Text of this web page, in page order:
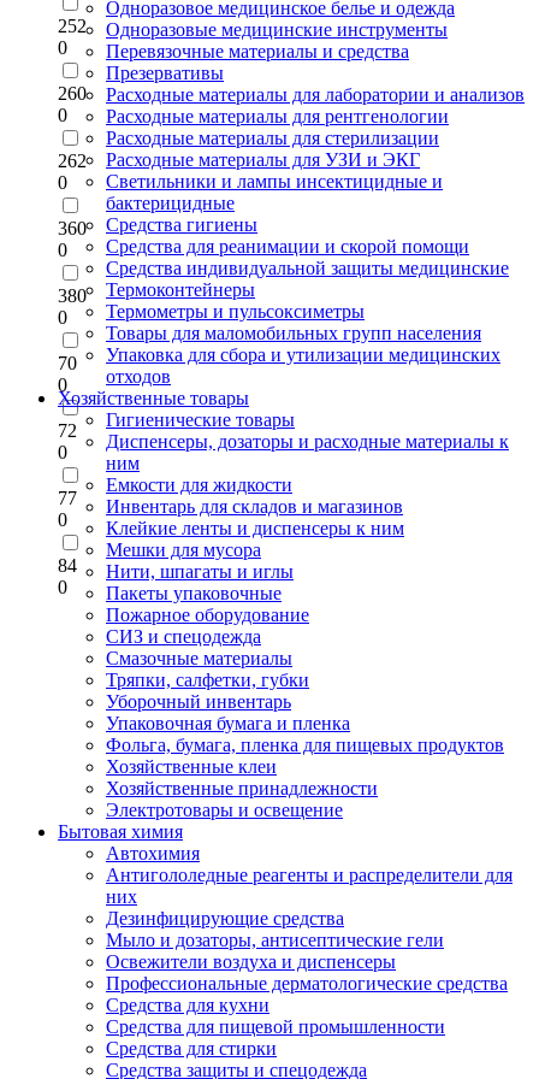
252
0
260
0
262
0
360
0
380
0
70
0
72
0
77
0
84
0
Одноразовое медицинское белье и одежда
Одноразовые медицинские инструменты
Перевязочные материалы и средства
Презервативы
Расходные материалы для лаборатории и анализов
Расходные материалы для рентгенологии
Расходные материалы для стерилизации
Расходные материалы для УЗИ и ЭКГ
Светильники и лампы инсектицидные и
бактерицидные
Средства гигиены
Средства для реанимации и скорой помощи
Средства индивидуальной защиты медицинские
Термоконтейнеры
Термометры и пульсоксиметры
Товары для маломобильных групп населения
Упаковка для сбора и утилизации медицинских
отходов
Хозяйственные товары
Гигиенические товары
Диспенсеры, дозаторы и расходные материалы к
ним
Емкости для жидкости
Инвентарь для складов и магазинов
Клейкие ленты и диспенсеры к ним
Мешки для мусора
Нити, шпагаты и иглы
Пакеты упаковочные
Пожарное оборудование
СИЗ и спецодежда
Смазочные материалы
Тряпки, салфетки, губки
Уборочный инвентарь
Упаковочная бумага и пленка
Фольга, бумага, пленка для пищевых продуктов
Хозяйственные клеи
Хозяйственные принадлежности
Электротовары и освещение
Бытовая химия
Автохимия
Антигололедные реагенты и распределители для
них
Дезинфицирующие средства
Мыло и дозаторы, антисептические гели
Освежители воздуха и диспенсеры
Профессиональные дерматологические средства
Средства для кухни
Средства для пищевой промышленности
Средства для стирки
Средства защиты и спецодежда